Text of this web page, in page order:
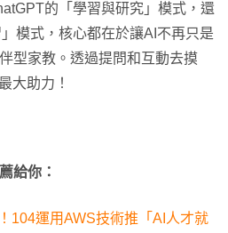
的「學習與研究」模式，還
模式，核心都在於讓AI不再只是
型家教。透過提問和互動去摸
大助力！
給你：
104運用AWS技術推「AI人才就